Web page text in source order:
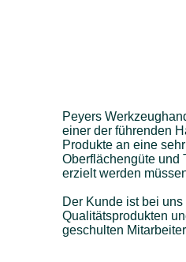
Peyers
einer der führenden
Produkte an eine
Oberflächengüte und
erzielt werden
Der Kunde ist bei
Qualitätsprodukten
geschulten